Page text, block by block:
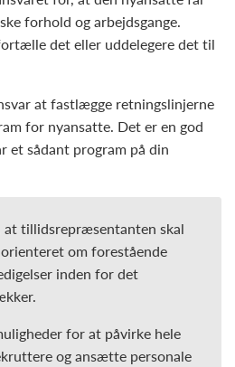
forhold og arbejdsgange.
det eller uddelegere det til
at fastlægge retningslinjerne
for nyansatte. Det er en god
et sådant program på din
at tillidsrepræsentanten skal
om forestående
inden for det
for at påvirke hele
og ansætte personale